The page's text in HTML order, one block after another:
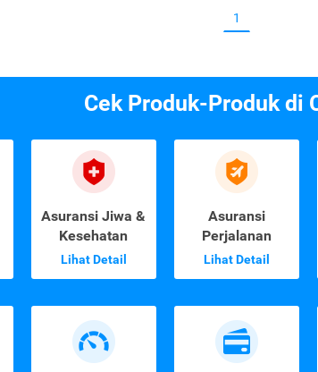
1
Cek Produk-Produk di
Asuransi Jiwa &
Kesehatan
Lihat Detail
Asuransi
Perjalanan
Lihat Detail